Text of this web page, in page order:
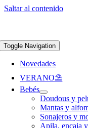
Saltar al contenido
Toggle Navigation
Novedades
VERANO⛱️​
Bebés
Doudous y
Mantas y
Sonajeros y
Apila, encaja